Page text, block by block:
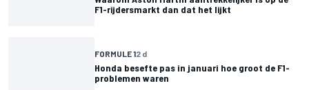
F1-rijdersmarkt dan dat het lijkt
FORMULE 12 d
Honda besefte pas in januari hoe groot de F1-
problemen waren